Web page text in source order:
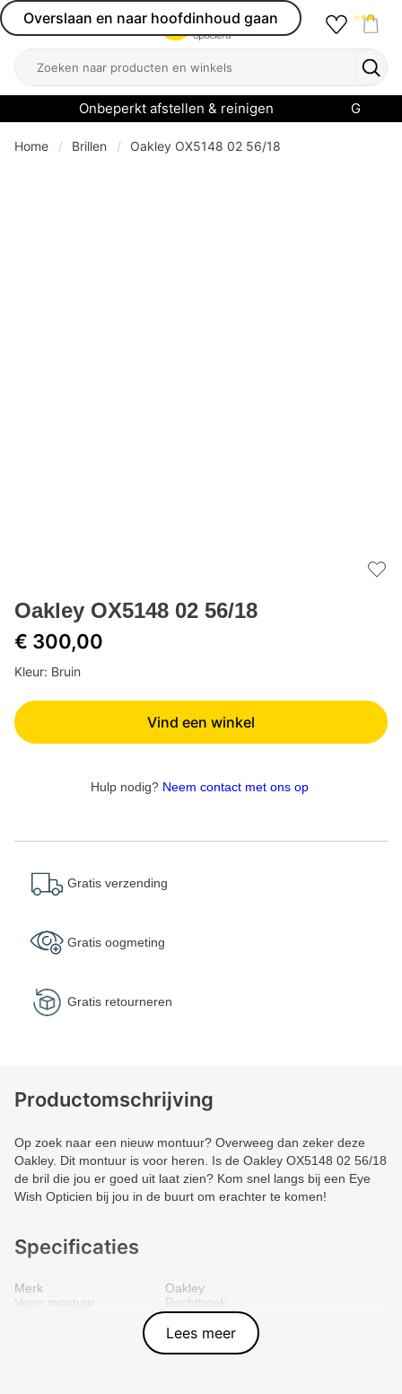
Overslaan en naar hoofdinhoud gaan
Open menu
Zoeken
Onbeperkt afstellen & reinigen
Home Brillen Oakley OX5148 02 56/18
Oakley OX5148 02 56/18
€ 300,00
Kleur: Bruin
Vind een winkel
Hulp nodig? Neem contact met ons op
Gratis verzending
Gratis oogmeting
Gratis retourneren
Productomschrijving
Op zoek naar een nieuw montuur? Overweeg dan zeker deze
Oakley. Dit montuur is voor heren. Is de Oakley OX5148 02 56/18
de bril die jou er goed uit laat zien? Kom snel langs bij een Eye
Wish Opticien bij jou in de buurt om erachter te komen!
Specificaties
Merk
Oakley
Vorm montuur
Rechthoek
Bruin
Metal
888392467980
Lees meer